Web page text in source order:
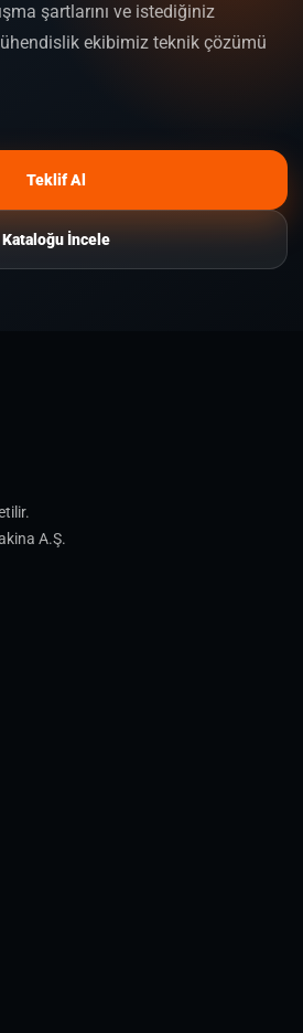
şartlarını ve istediğiniz
ekibimiz teknik çözümü
Teklif Al
Kataloğu İncele
A.Ş.